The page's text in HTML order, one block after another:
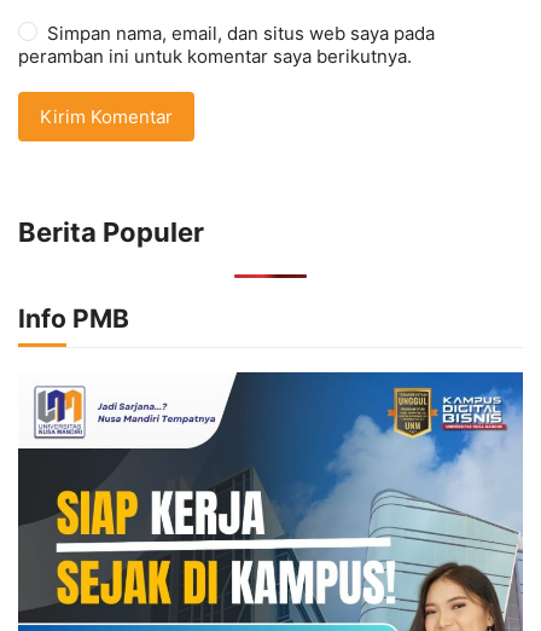
Simpan nama, email, dan situs web saya pada
peramban ini untuk komentar saya berikutnya.
Berita Populer
Info PMB